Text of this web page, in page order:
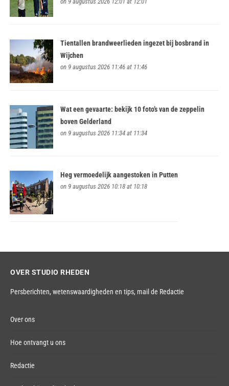
Tientallen brandweerlieden ingezet bij bosbrand in
Wijchen
on 9 augustus 2026 11:46 at 11:46
Wat een gevaarte: bekijk 10 foto’s van de zeppelin
boven Gelderland
on 9 augustus 2026 11:34 at 11:34
Heg vermoedelijk aangestoken in Putten
on 9 augustus 2026 10:18 at 10:18
OVER STUDIO RHEDEN
Persberichten, wetenswaardigheden en tips, mail de Redactie
Over ons
Hoe ontvangt u ons
Redactie